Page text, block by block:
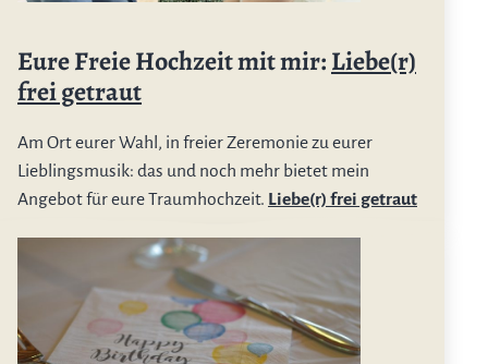
Eure Freie Hochzeit mit mir:Liebe(r)
frei getraut
Am Ort eurer Wahl, in freier Zeremonie zu eurer
Lieblingsmusik: das und noch mehr bietet mein
Angebot für eure Traumhochzeit. Liebe(r) frei getraut